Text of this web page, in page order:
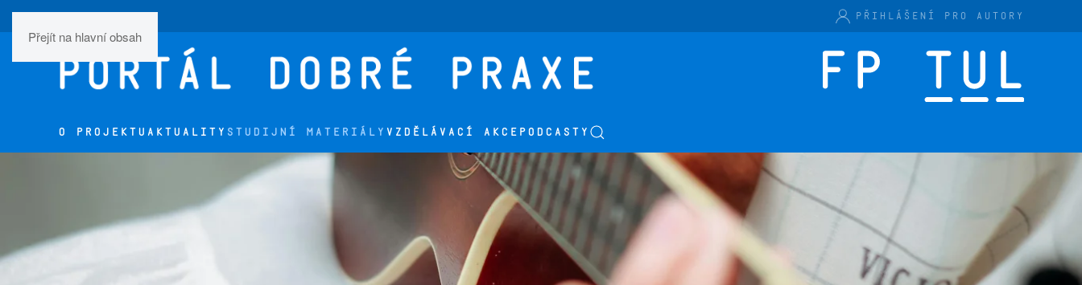
Přejít na hlavní obsah
PŘIHLÁŠENÍ PRO AUTORY
O PROJEKTU AKTUALITY STUDIJNÍ MATERIÁLY VZDĚLÁVACÍ AKCE PODCASTY